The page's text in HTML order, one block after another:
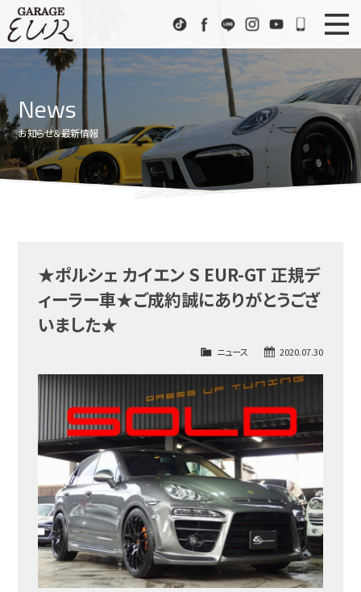
TikTokFacebook
LINE InstagramYoutube072-
ニュース
Stock List
在庫車情報
EUR Sports
EURスポーツ
アクセス
お問い合わせ
News
お知らせ＆最新情報
★ポルシェ カイエン S EUR-GT 正規デ
ィーラー車★ご成約誠にありがとうござ
いました★
2020.07.30
ニュース